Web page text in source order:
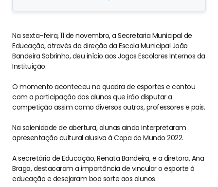
Na sexta-feira, 11 de novembro, a Secretaria Municipal de
Educação, através da direção da Escola Municipal João
Bandeira Sobrinho, deu início aos Jogos Escolares Internos da
Instituição.
O momento aconteceu na quadra de esportes e contou
com a participação dos alunos que irão disputar a
competição assim como diversos outros, professores e pais.
Na solenidade de abertura, alunas ainda interpretaram
apresentação cultural alusiva à Copa do Mundo 2022.
A secretária de Educação, Renata Bandeira, e a diretora, Ana
Braga, destacaram a importância de vincular o esporte à
educação e desejaram boa sorte aos alunos.